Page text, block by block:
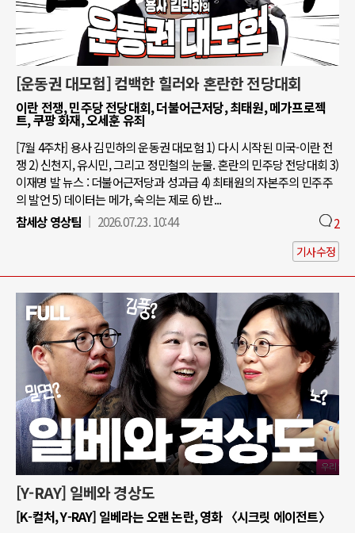
[운동권 대모험] 컴백한 힐러와 혼란한 전당대회
이란 전쟁, 민주당 전당대회, 더불어근저당, 최태원, 메가프로젝
트, 쿠팡 화재, 오세훈 유죄
[7월 4주차] 용사 김민하의 운동권 대모험 1) 다시 시작된 미국-이란 전
쟁 2) 신천지, 유시민, 그리고 정민철의 눈물. 혼란의 민주당 전당대회 3)
이재명 발 뉴스 : 더불어근저당과 성과급 4) 최태원의 자본주의 민주주
의 발언 5) 데이터는 메가, 숙의는 제로 6) 반...
참세상 영상팀
2026.07.23. 10:44 2
기사수정
[Y-RAY] 일베와 경상도
[K-컬처, Y-RAY] 일베라는 오랜 논란, 영화 〈시크릿 에이전트〉